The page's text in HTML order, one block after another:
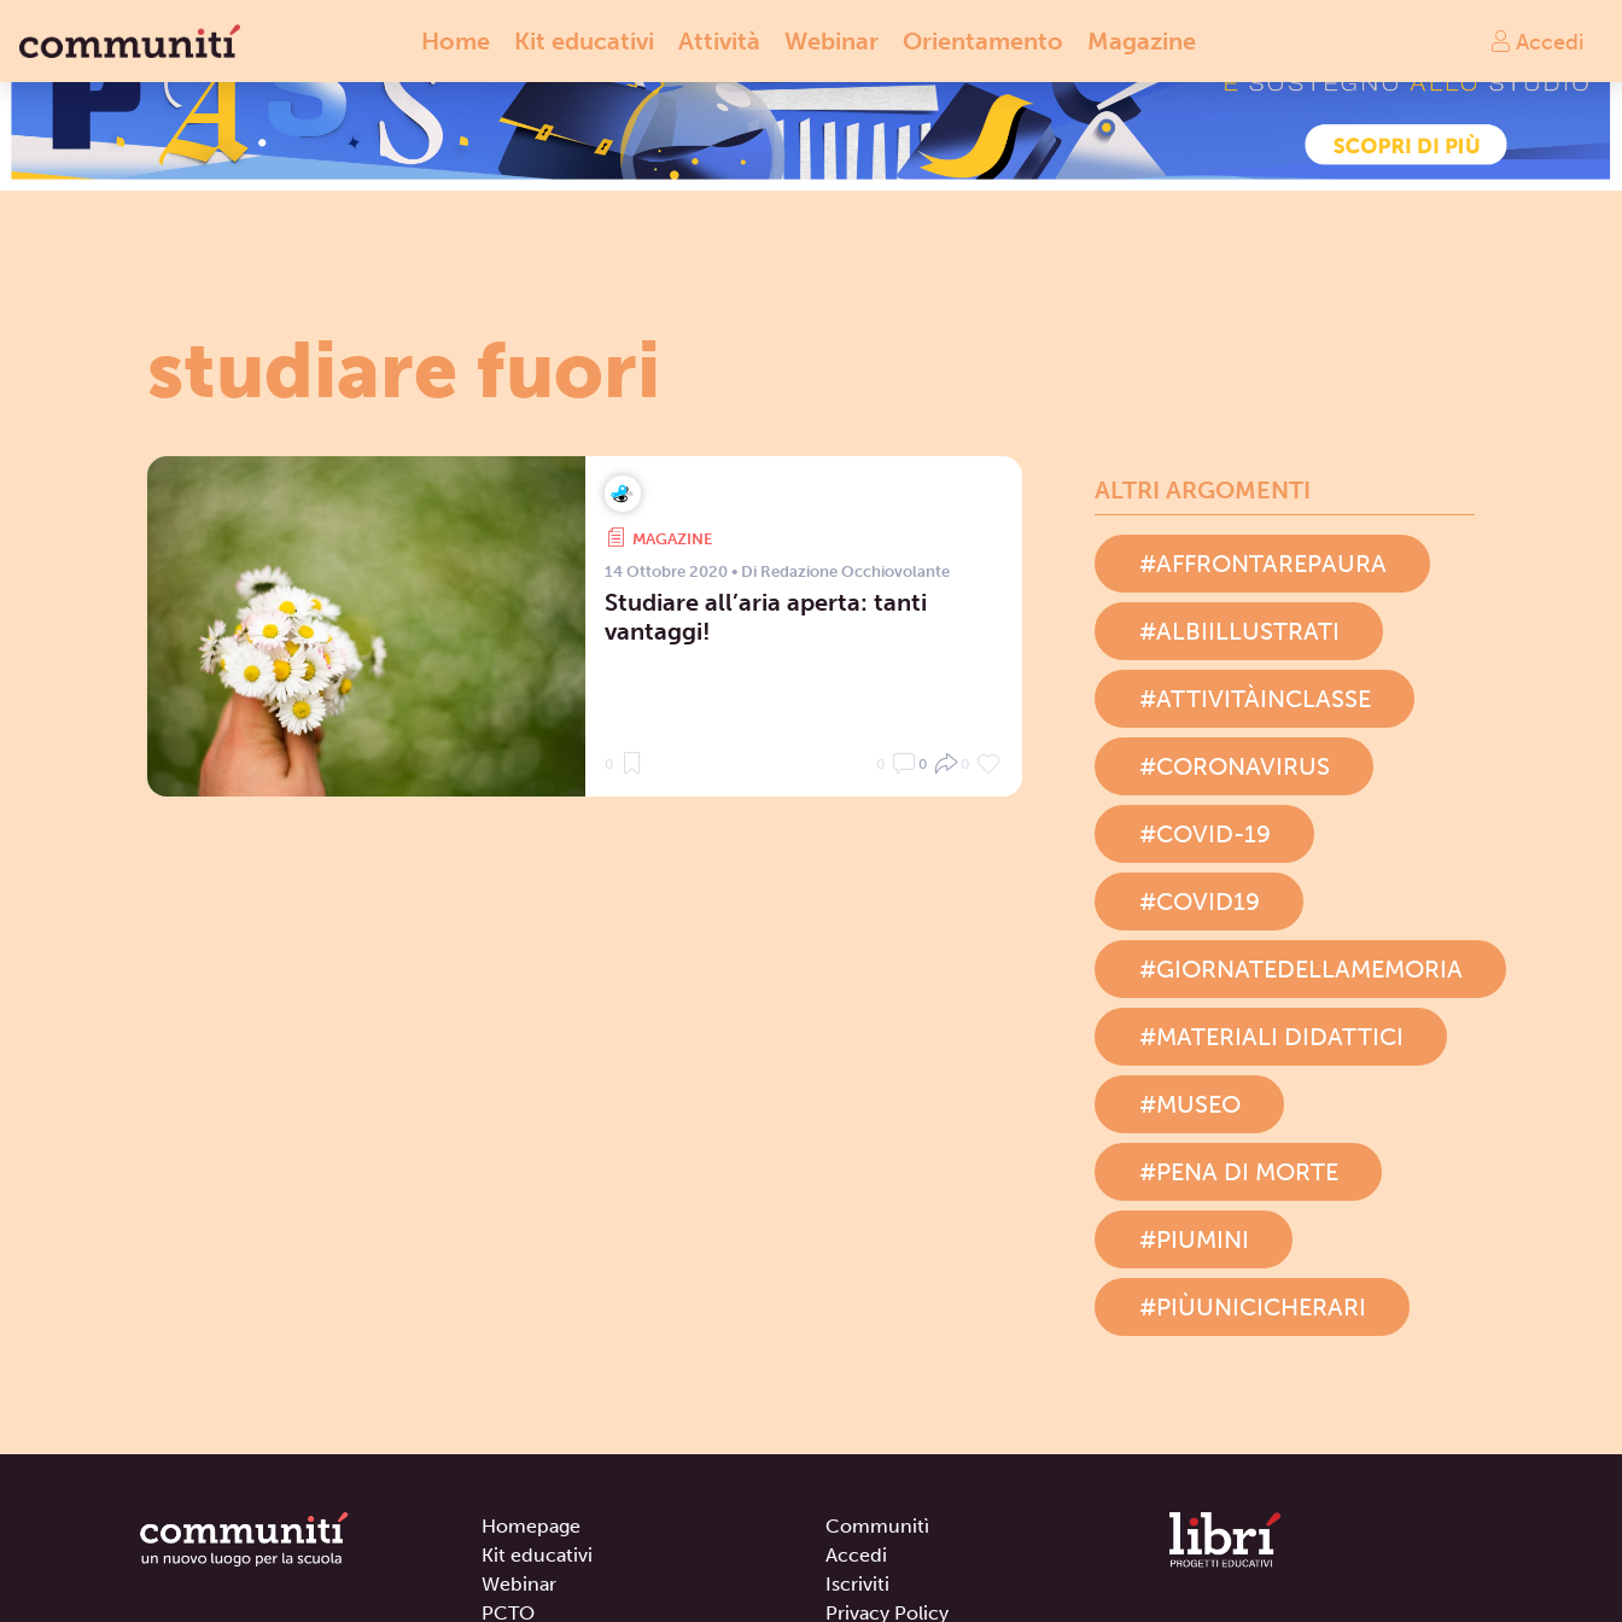
Home Kit educativi Attività Webinar Orientamento Magazine Accedi
studiare fuori
MAGAZINE
14 Ottobre 2020• Di Redazione Occhiovolante
Studiare all’aria aperta: tanti
vantaggi!
0 0 0 0
ALTRI ARGOMENTI
#AFFRONTAREPAURA
#ALBIILLUSTRATI
#ATTIVITÀINCLASSE
#CORONAVIRUS
#COVID-19
#COVID19
#GIORNATEDELLAMEMORIA
#MATERIALI DIDATTICI
#MUSEO
#PENA DI MORTE
#PIUMINI
#PIÙUNICICHERARI
Homepage
Kit educativi
Webinar
PCTO
Communitì
Accedi
Iscriviti
Privacy Policy